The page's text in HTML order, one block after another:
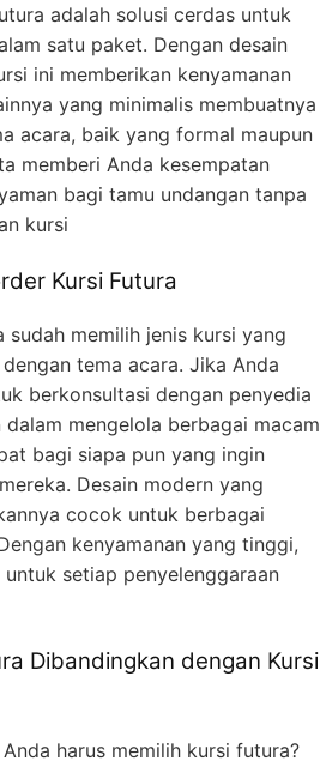
adalah solusi cerdas untuk
satu paket. Dengan desain
ini memberikan kenyamanan
yang minimalis membuatnya
acara, baik yang formal maupun
memberi Anda kesempatan
bagi tamu undangan tanpa
kursi
Kursi Futura
sudah memilih jenis kursi yang
tema acara. Jika Anda
berkonsultasi dengan penyedia
mengelola berbagai macam
bagi siapa pun yang ingin
Desain modern yang
cocok untuk berbagai
kenyamanan yang tinggi,
setiap penyelenggaraan
Dibandingkan dengan Kursi
harus memilih kursi futura?